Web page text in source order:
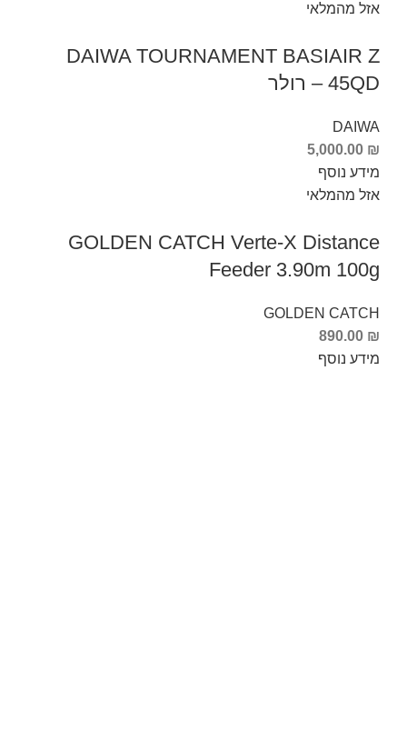
אזל מהמלאי
DAIWA TOURNAMENT BASIAIR Z
45QD – רולר
DAIWA
5,000.00 ₪
מידע נוסף
אזל מהמלאי
GOLDEN CATCH Verte-X Distance
Feeder 3.90m 100g
GOLDEN CATCH
890.00 ₪
מידע נוסף